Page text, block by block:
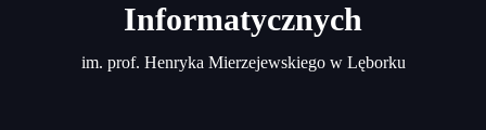
Informatycznych
im. prof. Henryka Mierzejewskiego w Lęborku